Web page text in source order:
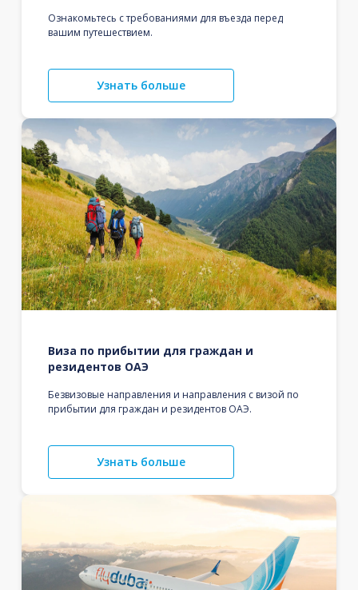
Ознакомьтесь с требованиями для въезда перед
вашим путешествием.
Узнать больше
Виза по прибытии для граждан и
резидентов ОАЭ
Безвизовые направления и направления с визой по
прибытии для граждан и резидентов ОАЭ.
Узнать больше